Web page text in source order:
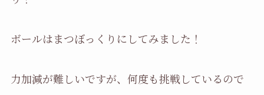
ボールはまつぼっくりにしてみました！
力加減が難しいですが、何度も挑戦しているので